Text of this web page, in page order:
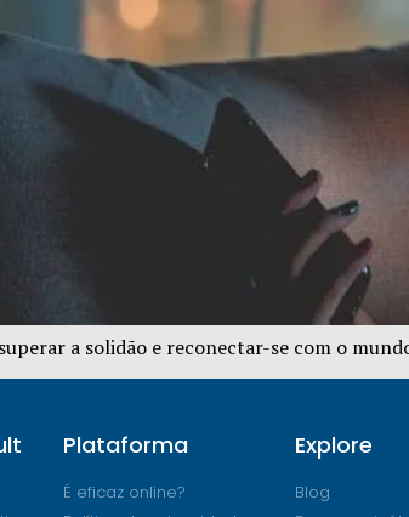
a solidão e reconectar-se com o
Plataforma
É eficaz online?
Explore
Blog